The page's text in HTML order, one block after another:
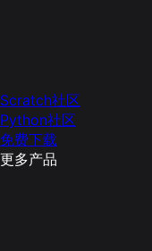
Scratch社区
Python社区
免费下载
更多产品